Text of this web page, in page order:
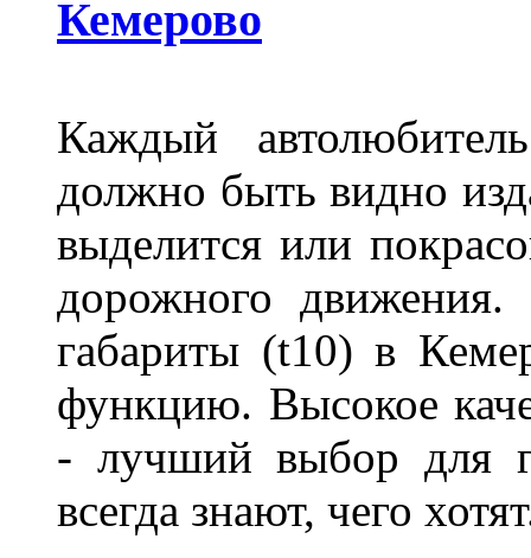
Кемерово
Каждый
должно быть видно
выделится или
дорожного
габариты (t10) в
функцию. Высокое
- лучший выбор для
всегда знают, чего